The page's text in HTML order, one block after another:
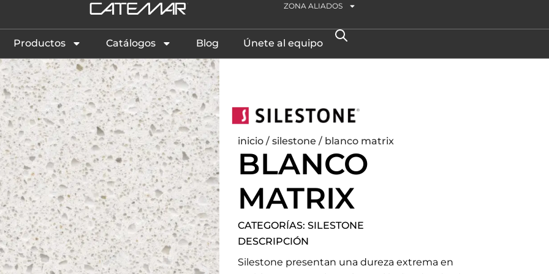
ZONA ALIADOS
Productos Catálogos Blog Únete al equipo
inicio /silestone / blanco matrix
BLANCO
MATRIX
CATEGORÍAS:SILESTONE
DESCRIPCIÓN
Silestone presentan una dureza extrema en